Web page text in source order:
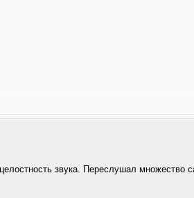
звука. Переслушал множество